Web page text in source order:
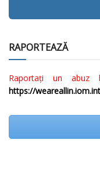
RAPORTEAZĂ
Raportați un abuz
https://weareallin.iom.int